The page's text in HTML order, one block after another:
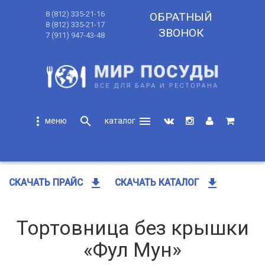
8 (812) 335-21-16
8 (812) 335-21-17
7 (911) 947-43-48
ОБРАТНЫЙ
ЗВОНОК
more_vert search
menu
СКАЧАТЬ ПРАЙС get_app СКАЧАТЬ КАТАЛОГ get_app
Тортовница без крышки
«Фул Мун»